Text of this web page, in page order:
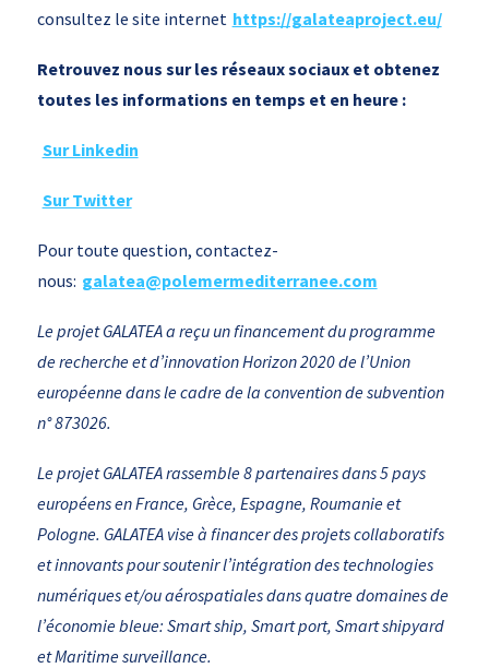
consultez le site internet https://galateaproject.eu/
Retrouvez nous sur les réseaux sociaux et obtenez
toutes les informations en temps et en heure :
Sur Linkedin
Sur Twitter
Pour toute question, contactez-
nous: galatea@polemermediterranee.com
Le projet GALATEA a reçu un financement du programme
de recherche et d’innovation Horizon 2020 de l’Union
européenne dans le cadre de la convention de subvention
n° 873026.
Le projet GALATEA rassemble 8 partenaires dans 5 pays
européens en France, Grèce, Espagne, Roumanie et
Pologne. GALATEA vise à financer des projets collaboratifs
et innovants pour soutenir l’intégration des technologies
numériques et/ou aérospatiales dans quatre domaines de
l’économie bleue: Smart ship, Smart port, Smart shipyard
et Maritime surveillance.